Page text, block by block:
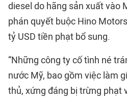
diesel do hãng sản xuất vào
phán quyết buộc Hino
tỷ USD tiền phạt bổ sung.
“Những công ty cố tình né
nước Mỹ, bao gồm việc làm
thủ, xứng đáng bị trừng phạt